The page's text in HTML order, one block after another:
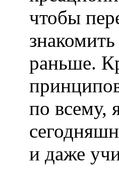
чтобы
раньше.
по всему,
и даже